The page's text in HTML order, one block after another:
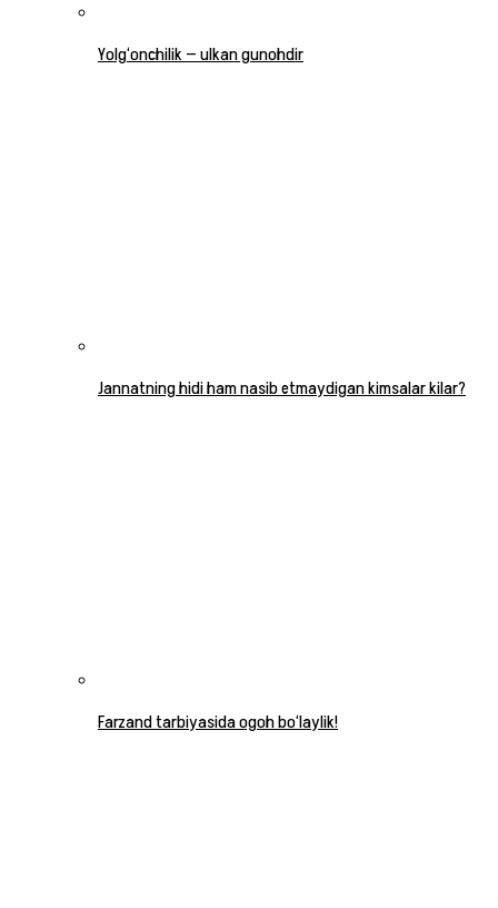
Yolg‘onchilik — ulkan gunohdir
Jannatning hidi ham nasib etmaydigan kimsalar kilar?
Farzand tarbiyasida ogoh bo‘laylik!